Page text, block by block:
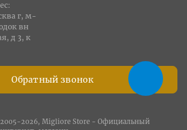
Обратный звонок
г, м-
вн
д 3, к
2005-2026, Migliore Store - Официальный